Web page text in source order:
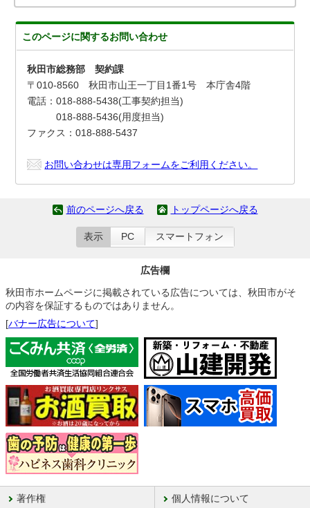
このページに関するお問い合わせ
秋田市総務部 契約課
〒010-8560 秋田市山王一丁目1番1号 本庁舎4階
電話：018-888-5438(工事契約担当)
018-888-5436(用度担当)
ファクス：018-888-5437
お問い合わせは専用フォームをご利用ください。
前のページへ戻る トップページへ戻る
表示 PC スマートフォン
広告欄
秋田市ホームページに掲載されている広告については、秋田市がそ
の内容を保証するものではありません。
[バナー広告について]
著作権 個人情報について